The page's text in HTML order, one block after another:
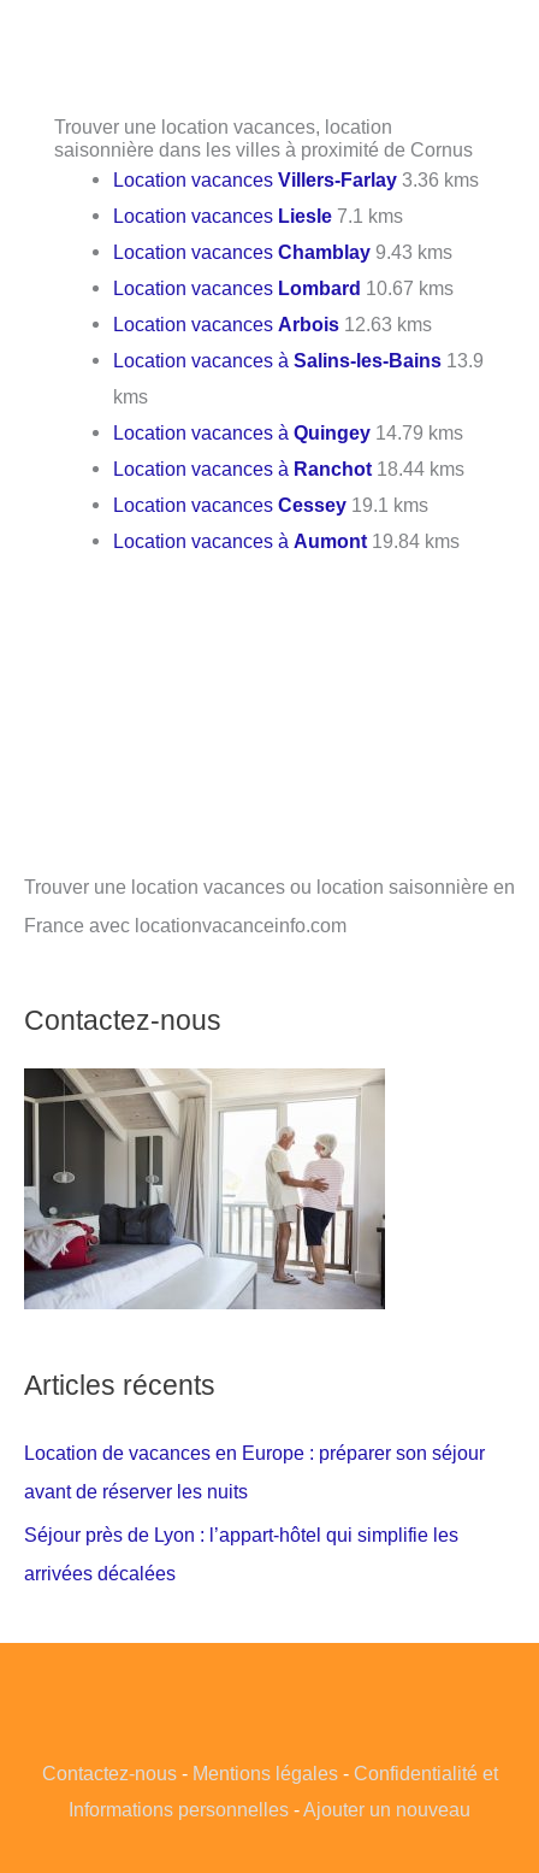
Trouver une location vacances, location
saisonnière dans les villes à proximité de Cornus
Location vacancesVillers-Farlay 3.36 kms
Location vacances Liesle 7.1 kms
Location vacancesChamblay 9.43 kms
Location vacances Lombard 10.67 kms
Location vacancesArbois 12.63 kms
Location vacances àSalins-les-Bains 13.9
kms
Location vacances àQuingey 14.79 kms
Location vacances à Ranchot 18.44 kms
Location vacancesCessey 19.1 kms
Location vacances àAumont 19.84 kms
Trouver une location vacances ou location saisonnière en
France avec locationvacanceinfo.com
Contactez-nous
Articles récents
Location de vacances en Europe : préparer son séjour
avant de réserver les nuits
Séjour près de Lyon : l’appart-hôtel qui simplifie les
arrivées décalées
Contactez-nous- Mentions légales- Confidentialité et
Informations personnelles -Ajouter un nouveau